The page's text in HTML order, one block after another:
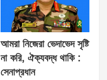
আমরা নিজেরা ভেদাভেদ সৃষ্টি
না করি, ঐক্যবদ্ধ থাকি :
সেনাপ্রধান